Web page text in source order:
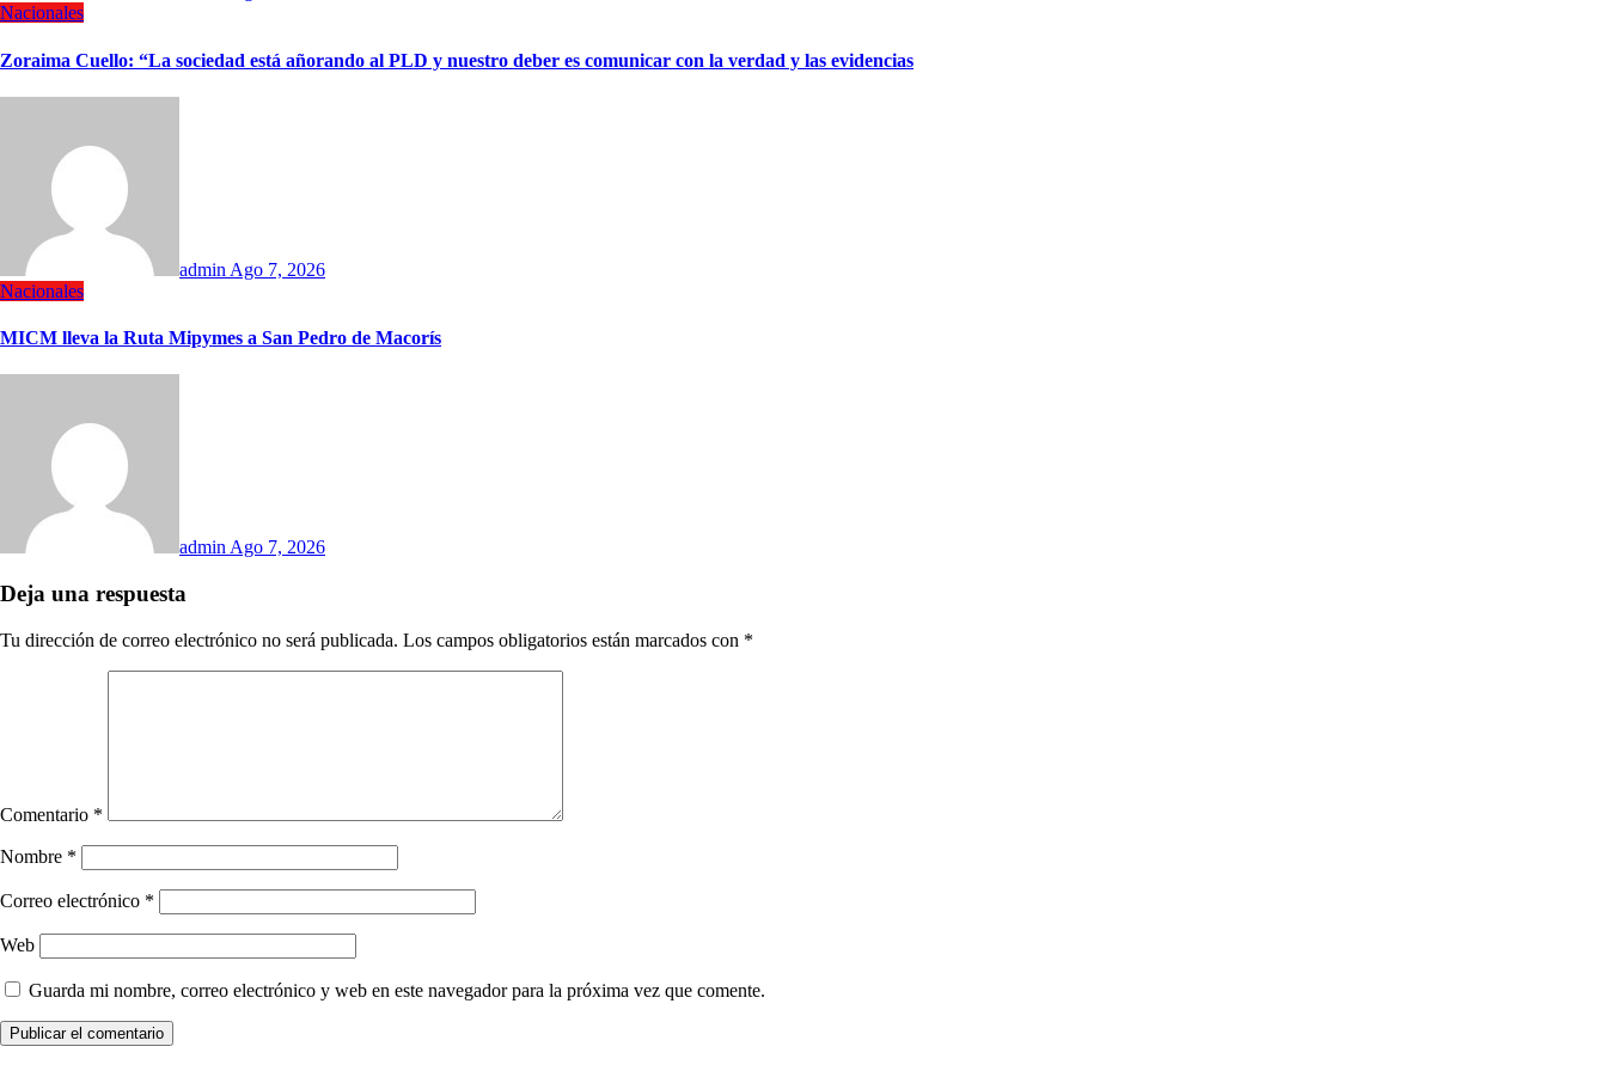
Nacionales
Zoraima Cuello: “La sociedad está añorando al PLD y nuestro deber es comunicar con la verdad y las evidencias
admin Ago 7, 2026
Nacionales
MICM lleva la Ruta Mipymes a San Pedro de Macorís
adminAgo 7, 2026
Deja una respuesta
Tu dirección de correo electrónico no será publicada. Los campos obligatorios están marcados con *
Comentario *
Nombre *
Correo electrónico *
Web
Guarda mi nombre, correo electrónico y web en este navegador para la próxima vez que comente.